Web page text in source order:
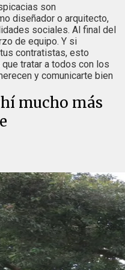
son
diseñador o arquitecto,
sociales. Al final del
de equipo. Y si
contratistas, esto
tratar a todos con los
y comunicarte bien
mucho más